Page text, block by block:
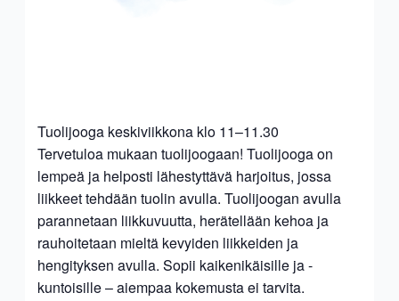
Tuolijooga keskiviikkona klo 11–11.30
Tervetuloa mukaan tuolijoogaan! Tuolijooga on
lempeä ja helposti lähestyttävä harjoitus, jossa
liikkeet tehdään tuolin avulla. Tuolijoogan avulla
parannetaan liikkuvuutta, herätellään kehoa ja
rauhoitetaan mieltä kevyiden liikkeiden ja
hengityksen avulla. Sopii kaikenikäisille ja -
kuntoisille – aiempaa kokemusta ei tarvita.